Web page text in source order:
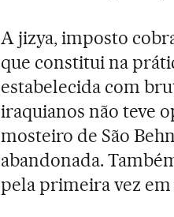
A jizya, imposto
que constitui na
estabelecida com
iraquianos não teve
mosteiro de São
abandonada.
pela primeira vez em